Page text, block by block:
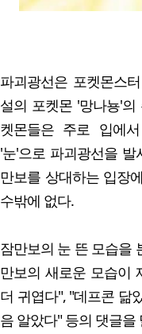
파괴광선은 포켓몬스
설의 포켓몬 '망나뇽'
켓몬들은 주로 입에
'눈'으로 파괴광선을
만보를 상대하는 입장
수밖에 없다.
잠만보의 눈 뜬 모습을
만보의 새로운 모습이
더 귀엽다", "데프콘 닮
음 알았다" 등의 댓글을